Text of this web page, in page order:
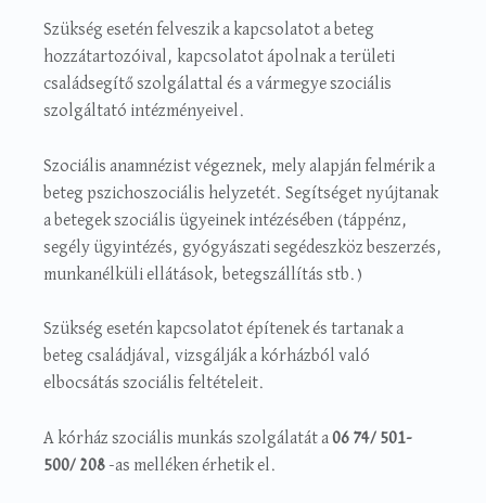
Szükség esetén felveszik a kapcsolatot a beteg
hozzátartozóival, kapcsolatot ápolnak a területi
családsegítő szolgálattal és a vármegye szociális
szolgáltató intézményeivel.
Szociális anamnézist végeznek, mely alapján felmérik a
beteg pszichoszociális helyzetét. Segítséget nyújtanak
a betegek szociális ügyeinek intézésében (táppénz,
segély ügyintézés, gyógyászati segédeszköz beszerzés,
munkanélküli ellátások, betegszállítás stb.)
Szükség esetén kapcsolatot építenek és tartanak a
beteg családjával, vizsgálják a kórházból való
elbocsátás szociális feltételeit.
A kórház szociális munkás szolgálatát a06 74/ 501-
500/ 208 -as melléken érhetik el.